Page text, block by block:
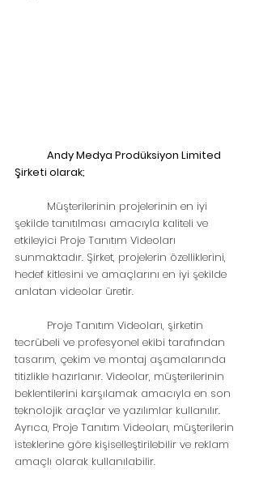
Andy Medya Prodüksiyon Limited
Şirketi olarak;
şekilde tanıtılması amacıyla kaliteli ve
etkileyici Proje Tanıtım Videoları
sunmaktadır. Şirket, projelerin özelliklerini,
hedef kitlesini ve amaçlarını en iyi şekilde
anlatan videolar üretir.
tecrübeli ve profesyonel ekibi tarafından
tasarım, çekim ve montaj aşamalarında
titizlikle hazırlanır. Videolar, müşterilerinin
beklentilerini karşılamak amacıyla en son
teknolojik araçlar ve yazılımlar kullanılır.
Ayrıca, Proje Tanıtım Videoları, müşterilerin
isteklerine göre kişiselleştirilebilir ve reklam
amaçlı olarak kullanılabilir.